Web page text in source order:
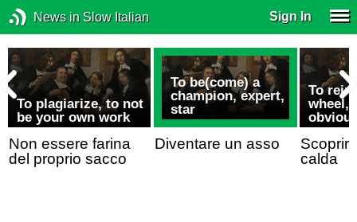
News in Slow Italian Sign In
To plagiarize, to not
be your own work
Non essere farina
del proprio sacco
To be(come) a
champion, expert,
star
Diventare un asso
To
wheel,
calda